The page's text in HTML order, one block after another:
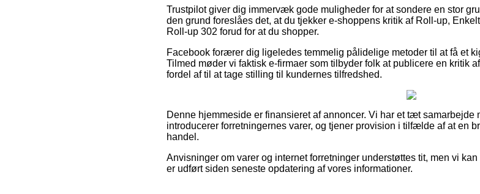
Trustpilot giver dig immervæk gode muligheder for at sondere en stor
den grund foreslåes det, at du tjekker e-shoppens kritik af Roll-up,
Roll-up 302 forud for at du shopper.
Facebook forærer dig ligeledes temmelig pålidelige metoder til at få et
Tilmed møder vi faktisk e-firmaer som tilbyder folk at publicere en kritik
fordel af til at tage stilling til kundernes tilfredshed.
Denne hjemmeside er finansieret af annoncer. Vi har et tæt samarbejde
introducerer forretningernes varer, og tjener provision i tilfælde af at en
handel.
Anvisninger om varer og internet forretninger understøttes tit, men vi
er udført siden seneste opdatering af vores informationer.